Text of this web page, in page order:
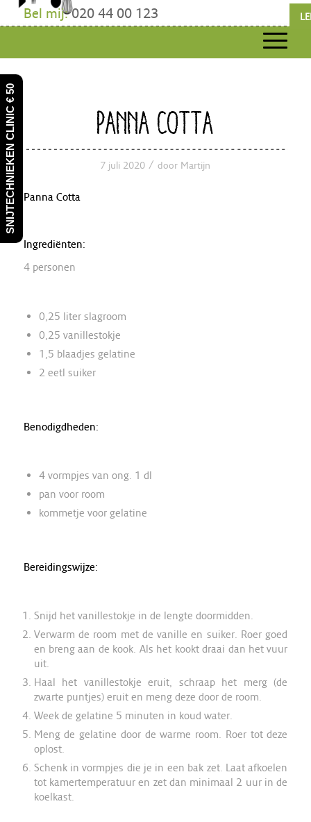
Bel mij:020 44 00 123
PANNA COTTA
7 juli 2020 / door Martijn
Panna Cotta
Ingrediënten:
4 personen
0,25 liter slagroom
0,25 vanillestokje
1,5 blaadjes gelatine
2 eetl suiker
Benodigdheden:
4 vormpjes van ong. 1 dl
pan voor room
kommetje voor gelatine
Bereidingswijze:
Snijd het vanillestokje in de lengte doormidden.
Verwarm de room met de vanille en suiker. Roer goed
en breng aan de kook. Als het kookt draai dan het vuur
uit.
Haal het vanillestokje eruit, schraap het merg (de
zwarte puntjes) eruit en meng deze door de room.
Week de gelatine 5 minuten in koud water.
Meng de gelatine door de warme room. Roer tot deze
oplost.
Schenk in vormpjes die je in een bak zet. Laat afkoelen
tot kamertemperatuur en zet dan minimaal 2 uur in de
koelkast.
SNIJTECHNIEKEN CLINIC € 50